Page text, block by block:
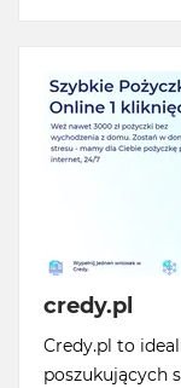
credy.pl
Credy.pl to
poszukujących